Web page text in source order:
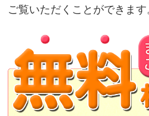
ご覧いただくことができます